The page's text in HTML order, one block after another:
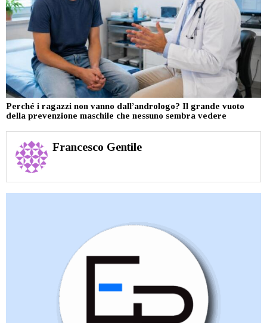
Perché i ragazzi non vanno dall’andrologo? Il grande vuoto
della prevenzione maschile che nessuno sembra vedere
Francesco Gentile